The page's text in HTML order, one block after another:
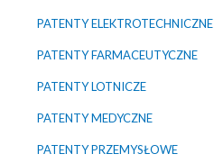
PATENTY ELEKTROTECHNICZNE
PATENTY FARMACEUTYCZNE
PATENTY LOTNICZE
PATENTY MEDYCZNE
PATENTY PRZEMYSŁOWE